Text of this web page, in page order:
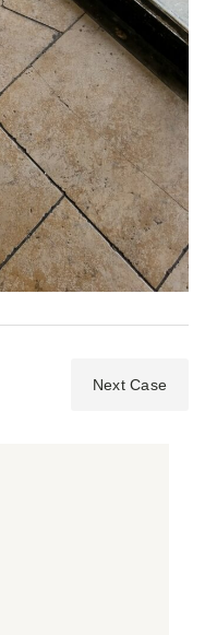
Next Case